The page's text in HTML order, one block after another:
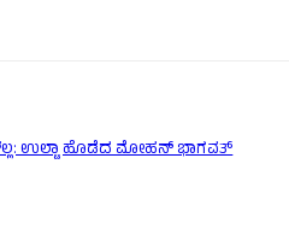
ಉಲ್ಟಾ ಹೊಡೆದ ಮೋಹನ್ ಭಾಗವತ್